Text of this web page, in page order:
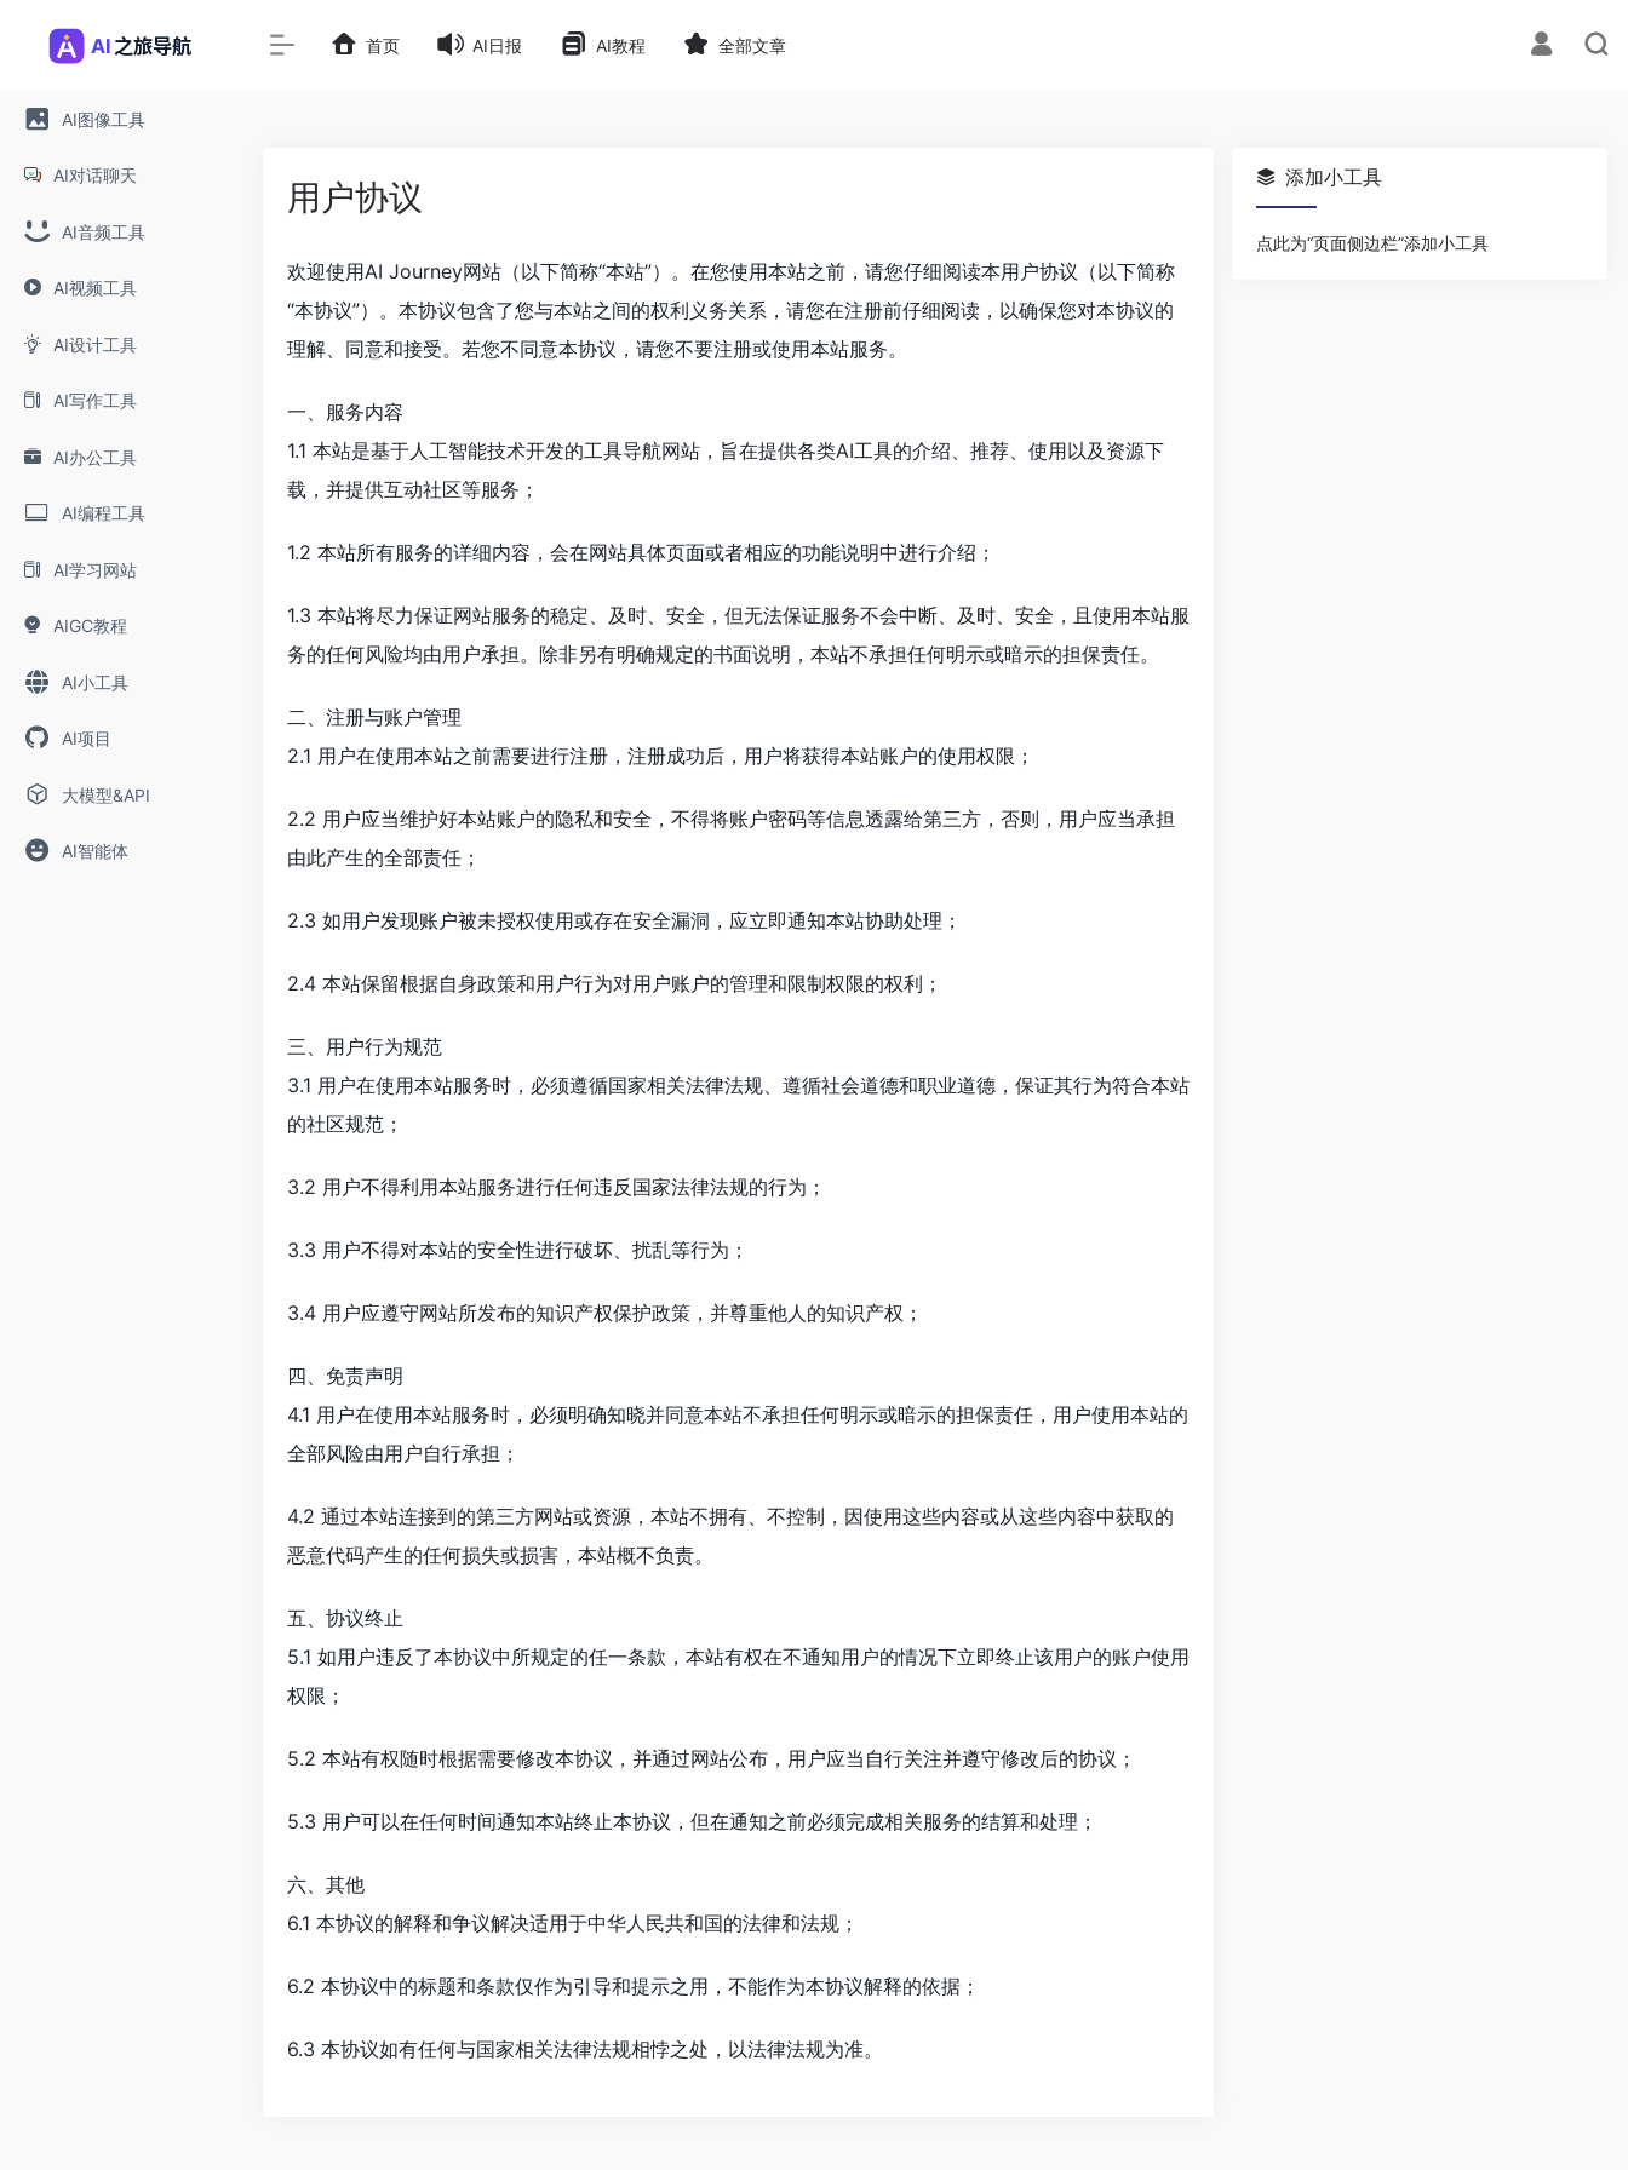
AI图像工具
AI对话聊天
AI音频工具
AI视频工具
AI设计工具
AI写作工具
AI办公工具
AI编程工具
AI学习网站
AIGC教程
AI小工具
AI项目
大模型&API
AI智能体
首页 AI日报 AI教程 全部文章
用户协议
欢迎使用AI Journey网站（以下简称“本站”）。在您使用本站之前，请您仔细阅读本用户协议（以下简称
“本协议”）。本协议包含了您与本站之间的权利义务关系，请您在注册前仔细阅读，以确保您对本协议的
理解、同意和接受。若您不同意本协议，请您不要注册或使用本站服务。
一、服务内容
1.1 本站是基于人工智能技术开发的工具导航网站，旨在提供各类AI工具的介绍、推荐、使用以及资源下
载，并提供互动社区等服务；
1.2 本站所有服务的详细内容，会在网站具体页面或者相应的功能说明中进行介绍；
1.3 本站将尽力保证网站服务的稳定、及时、安全，但无法保证服务不会中断、及时、安全，且使用本站服
务的任何风险均由用户承担。除非另有明确规定的书面说明，本站不承担任何明示或暗示的担保责任。
二、注册与账户管理
2.1 用户在使用本站之前需要进行注册，注册成功后，用户将获得本站账户的使用权限；
2.2 用户应当维护好本站账户的隐私和安全，不得将账户密码等信息透露给第三方，否则，用户应当承担
由此产生的全部责任；
2.3 如用户发现账户被未授权使用或存在安全漏洞，应立即通知本站协助处理；
2.4 本站保留根据自身政策和用户行为对用户账户的管理和限制权限的权利；
三、用户行为规范
3.1 用户在使用本站服务时，必须遵循国家相关法律法规、遵循社会道德和职业道德，保证其行为符合本站
的社区规范；
3.2 用户不得利用本站服务进行任何违反国家法律法规的行为；
3.3 用户不得对本站的安全性进行破坏、扰乱等行为；
3.4 用户应遵守网站所发布的知识产权保护政策，并尊重他人的知识产权；
四、免责声明
4.1 用户在使用本站服务时，必须明确知晓并同意本站不承担任何明示或暗示的担保责任，用户使用本站的
全部风险由用户自行承担；
4.2 通过本站连接到的第三方网站或资源，本站不拥有、不控制，因使用这些内容或从这些内容中获取的
恶意代码产生的任何损失或损害，本站概不负责。
五、协议终止
5.1 如用户违反了本协议中所规定的任一条款，本站有权在不通知用户的情况下立即终止该用户的账户使用
权限；
5.2 本站有权随时根据需要修改本协议，并通过网站公布，用户应当自行关注并遵守修改后的协议；
5.3 用户可以在任何时间通知本站终止本协议，但在通知之前必须完成相关服务的结算和处理；
六、其他
6.1 本协议的解释和争议解决适用于中华人民共和国的法律和法规；
6.2 本协议中的标题和条款仅作为引导和提示之用，不能作为本协议解释的依据；
6.3 本协议如有任何与国家相关法律法规相悖之处，以法律法规为准。
添加小工具
点此为“页面侧边栏”添加小工具